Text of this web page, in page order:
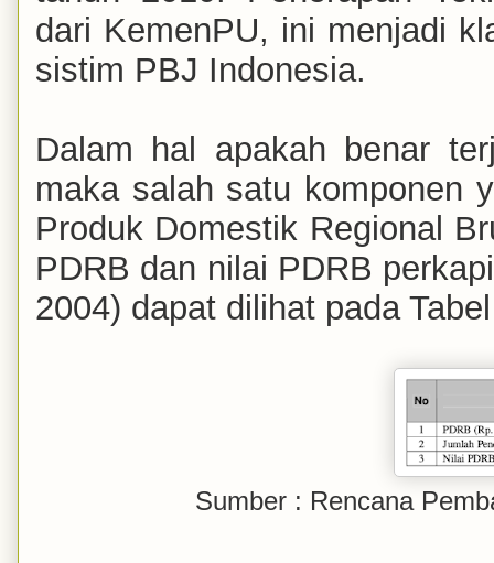
dari KemenPU, ini menjadi
sistim PBJ Indonesia.
Dalam hal apakah benar
maka salah satu komponen
Produk Domestik Regional
PDRB dan nilai PDRB
2004) dapat dilihat pada
Sumber : Rencana